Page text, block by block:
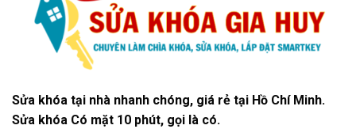
Sửa khóa tại nhà nhanh chóng, giá rẻ tại Hồ Chí Minh.
Sửa khóa Có mặt 10 phút, gọi là có.